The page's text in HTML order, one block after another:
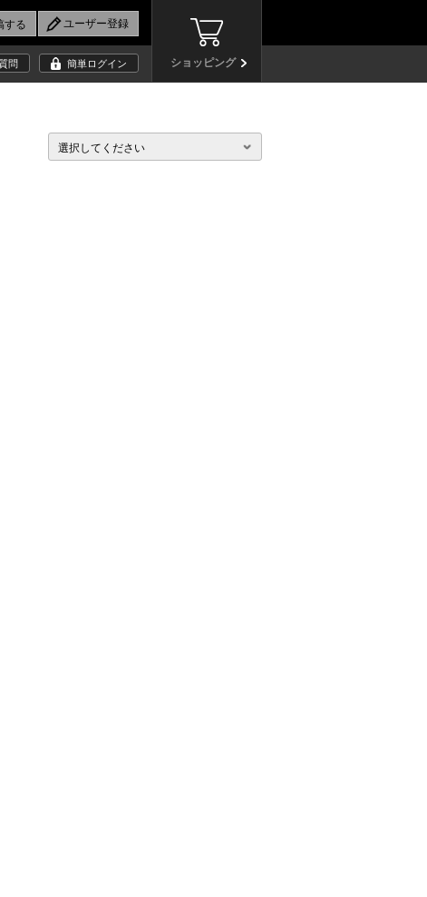
ショッピング
問 簡単ログイン
選択してください